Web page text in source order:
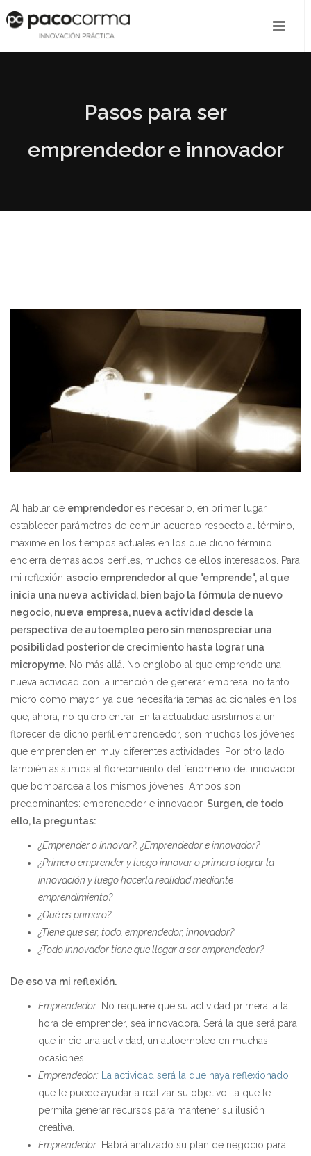
Pasos para ser
emprendedor e innovador
Al hablar de emprendedores necesario, en primer lugar,
establecer parámetros de común acuerdo respecto al término,
máxime en los tiempos actuales en los que dicho término
encierra demasiados perfiles, muchos de ellos interesados. Para
mi reflexión asocio emprendedor al que "emprende", al que
inicia una nueva actividad, bien bajo la fórmula de nuevo
negocio, nueva empresa, nueva actividad desde la
perspectiva de autoempleo pero sin menospreciar una
posibilidad posterior de crecimiento hasta lograr una
micropyme . No más allá. No englobo al que emprende una
nueva actividad con la intención de generar empresa, no tanto
micro como mayor, ya que necesitaría temas adicionales en los
que, ahora, no quiero entrar. En la actualidad asistimos a un
florecer de dicho perfil emprendedor, son muchos los jóvenes
que emprenden en muy diferentes actividades. Por otro lado
también asistimos al florecimiento del fenómeno del innovador
que bombardea a los mismos jóvenes. Ambos son
predominantes: emprendedor e innovador. Surgen, de todo
ello, la preguntas:
¿Emprender o Innovar?. ¿Emprendedor e innovador?
¿Primero emprender y luego innovar o primero lograr la
innovación y luego hacerla realidad mediante
emprendimiento?
¿Qué es primero?
¿Tiene que ser, todo, emprendedor, innovador?
¿Todo innovador tiene que llegar a ser emprendedor?
De eso va mi reflexión.
Emprendedor: No requiere que su actividad primera, a la
hora de emprender, sea innovadora. Será la que será para
que inicie una actividad, un autoempleo en muchas
ocasiones.
Emprendedor:
La actividad será la que haya reflexionado
que le puede ayudar a realizar su objetivo, la que le
permita generar recursos para mantener su ilusión
creativa.
Emprendedor: Habrá analizado su plan de negocio para